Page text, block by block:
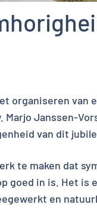
organiseren van
Janssen-
van dit
te maken dat
goed in is. Het is
en